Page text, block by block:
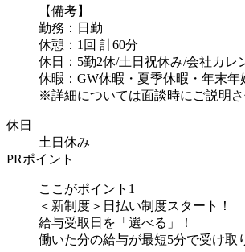
【備考】
勤務：日勤
休憩：1回 計60分
休日：5勤2休/土日祝休み/会社カレ
休暇：GW休暇・夏季休暇・年末年
※詳細については面談時にご説明
休日
土日休み
PRポイント
ここがポイント1
＜新制度＞日払い制度スタート！
給与受取日を「選べる」！
働いた分の給与が最短5分で受け取